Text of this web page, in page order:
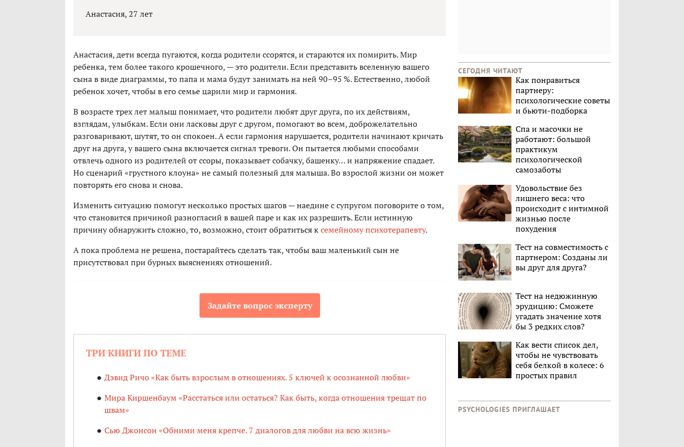
Анастасия, 27 лет
Анастасия, дети всегда пугаются, когда родители ссорятся, и стараются их помирить. Мир
ребенка, тем более такого крошечного, — это родители. Если представить вселенную вашего
сына в виде диаграммы, то папа и мама будут занимать на ней 90–95 %. Естественно, любой
ребенок хочет, чтобы в его семье царили мир и гармония.
В возрасте трех лет малыш понимает, что родители любят друг друга, по их действиям,
взглядам, улыбкам. Если они ласковы друг с другом, помогают во всем, доброжелательно
разговаривают, шутят, то он спокоен. А если гармония нарушается, родители начинают кричать
друг на друга, у вашего сына включается сигнал тревоги. Он пытается любыми способами
отвлечь одного из родителей от ссоры, показывает собачку, башенку… и напряжение спадает.
Но сценарий «грустного клоуна» не самый полезный для малыша. Во взрослой жизни он может
повторять его снова и снова.
Изменить ситуацию помогут несколько простых шагов — наедине с супругом поговорите о том,
что становится причиной разногласий в вашей паре и как их разрешить. Если истинную
причину обнаружить сложно, то, возможно, стоит обратиться ксемейному психотерапевту.
А пока проблема не решена, постарайтесь сделать так, чтобы ваш маленький сын не
присутствовал при бурных выяснениях отношений.
Задайте вопрос эксперту
ТРИ КНИГИ ПО ТЕМЕ
Дэвид Ричо «Как быть взрослым в отношениях. 5 ключей к осознанной любви»
Мира Киршенбаум «Расстаться или остаться? Как быть, когда отношения трещат по
швам»
Сью Джонсон «Обними меня крепче. 7 диалогов для любви на всю жизнь»
СЕГОДНЯ ЧИТАЮТ
Как понравиться
партнеру:
психологические советы
и бьюти-подборка
Спа и масочки не
работают: большой
практикум
психологической
самозаботы
Удовольствие без
лишнего веса: что
происходит с интимной
жизнью после
похудения
Тест на совместимость с
партнером: Созданы ли
вы друг для друга?
Тест на недюжинную
эрудицию: Сможете
угадать значение хотя
бы 3 редких слов?
Как вести список дел,
чтобы не чувствовать
себя белкой в колесе: 6
простых правил
PSYCHOLOGIES ПРИГЛАШАЕТ